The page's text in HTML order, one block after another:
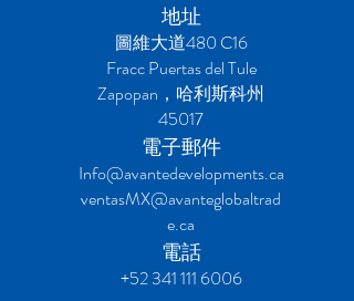
地址
圖維大道480 C16
Fracc Puertas del Tule
Zapopan，哈利斯科州
45017
電子郵件
Info@avantedevelopments.ca
ventasMX@avanteglobaltrad
e.ca
電話
+52 341 111 6006